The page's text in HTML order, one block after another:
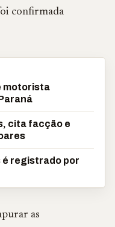
confirmada
motorista
cita facção e
registrado por
as